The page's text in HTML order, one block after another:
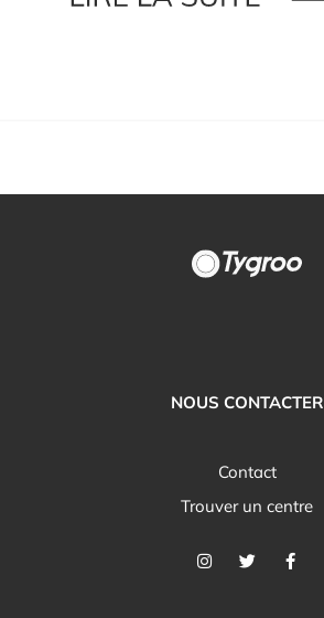
NOUS CONTACTER
Contact
Trouver un centre